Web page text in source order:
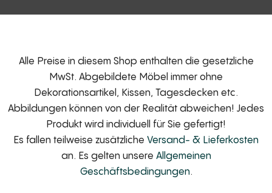
Alle Preise in diesem Shop enthalten die gesetzliche
MwSt. Abgebildete Möbel immer ohne
Dekorationsartikel, Kissen, Tagesdecken etc.
Abbildungen können von der Realität abweichen! Jedes
Produkt wird individuell für Sie gefertigt!
Es fallen teilweise zusätzliche Versand- & Lieferkosten
an. Es gelten unsere Allgemeinen
Geschäftsbedingungen.